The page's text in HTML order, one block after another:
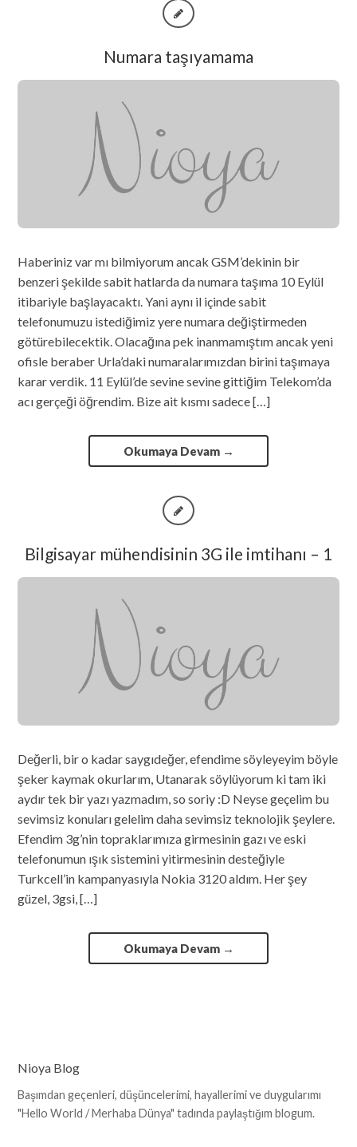
Numara taşıyamama
Haberiniz var mı bilmiyorum ancak GSM’dekinin bir
benzeri şekilde sabit hatlarda da numara taşıma 10 Eylül
itibariyle başlayacaktı. Yani aynı il içinde sabit
telefonumuzu istediğimiz yere numara değiştirmeden
götürebilecektik. Olacağına pek inanmamıştım ancak yeni
ofisle beraber Urla’daki numaralarımızdan birini taşımaya
karar verdik. 11 Eylül’de sevine sevine gittiğim Telekom’da
acı gerçeği öğrendim. Bize ait kısmı sadece […]
Okumaya Devam →
Bilgisayar mühendisinin 3G ile imtihanı – 1
Değerli, bir o kadar saygıdeğer, efendime söyleyeyim böyle
şeker kaymak okurlarım, Utanarak söylüyorum ki tam iki
aydır tek bir yazı yazmadım, so soriy :D Neyse geçelim bu
sevimsiz konuları gelelim daha sevimsiz teknolojik şeylere.
Efendim 3g’nin topraklarımıza girmesinin gazı ve eski
telefonumun ışık sistemini yitirmesinin desteğiyle
Turkcell’in kampanyasıyla Nokia 3120 aldım. Her şey
güzel, 3gsi, […]
Okumaya Devam →
Nioya Blog
Başımdan geçenleri, düşüncelerimi, hayallerimi ve duygularımı
"Hello World / Merhaba Dünya" tadında paylaştığım blogum.